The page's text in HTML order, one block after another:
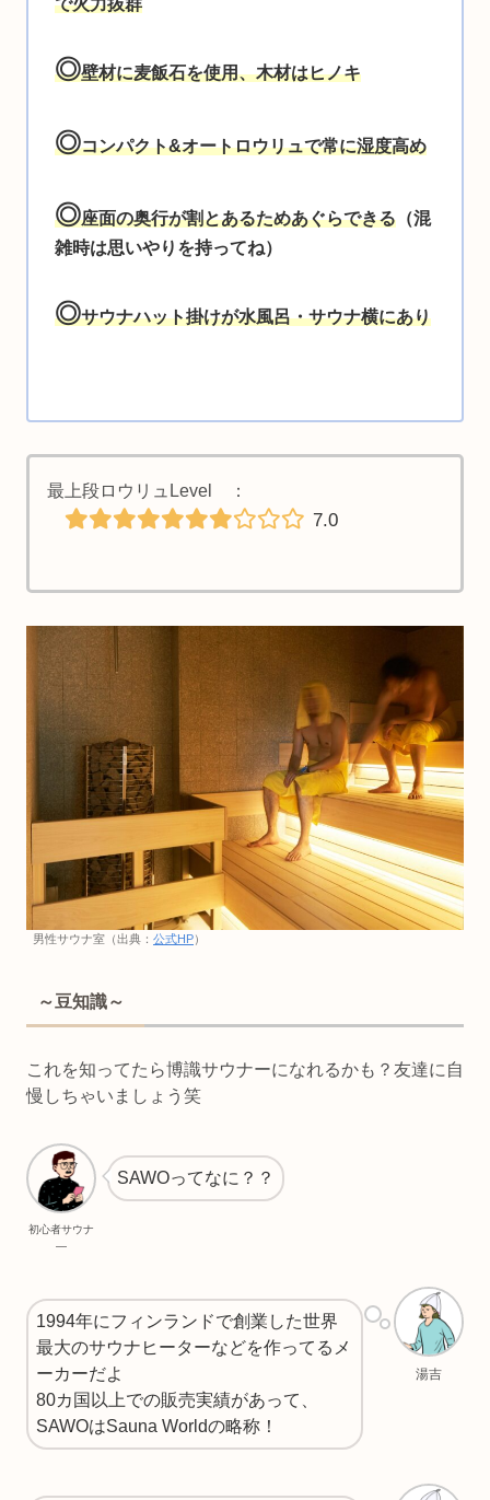
◎壁材に麦飯石を使用、木材はヒノキ
◎コンパクト&オートロウリュで常に湿度高め
◎座面の奥行が割とあるためあぐらできる （混
雑時は思いやりを持ってね）
◎サウナハット掛けが水風呂・サウナ横にあり
最上段ロウリュLevel ：
7.0
男性サウナ室（出典： 公式HP）
～豆知識～
これを知ってたら博識サウナーになれるかも？友達に自
慢しちゃいましょう笑
初心者サウナ
―
SAWOってなに？？
湯吉
1994年にフィンランドで創業した世界
最大のサウナヒーターなどを作ってるメ
ーカーだよ
80カ国以上での販売実績があって、
SAWOはSauna Worldの略称！